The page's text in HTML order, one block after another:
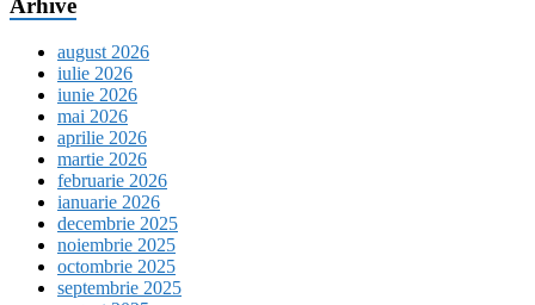
Arhive
august 2026
iulie 2026
iunie 2026
mai 2026
aprilie 2026
martie 2026
februarie 2026
ianuarie 2026
decembrie 2025
noiembrie 2025
octombrie 2025
septembrie 2025